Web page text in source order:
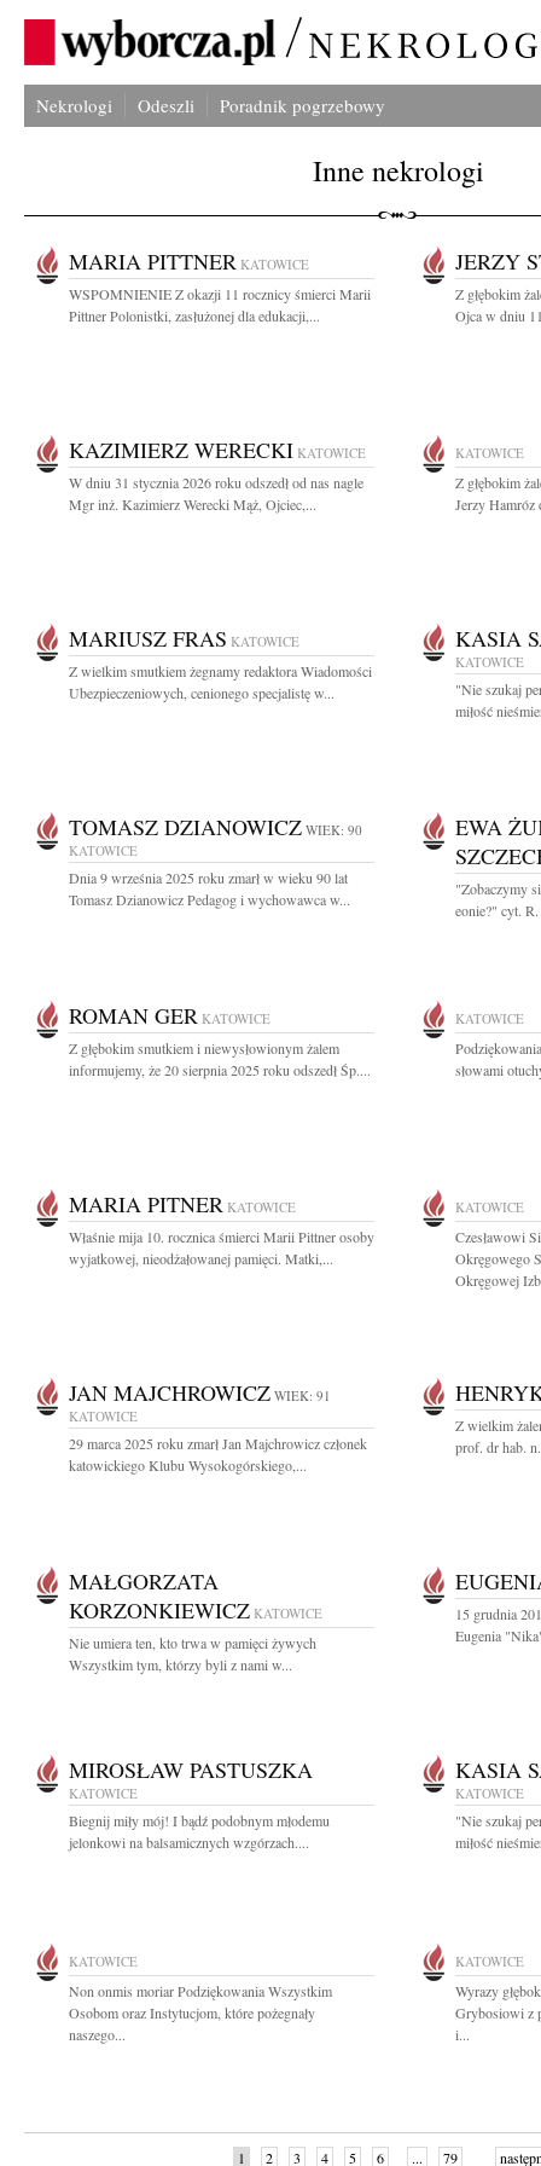
Nekrologi Odeszli Poradnik pogrzebowy
Inne nekrologi
MARIA PITTNER KATOWICE
WSPOMNIENIE Z okazji 11 rocznicy śmierci Marii
Pittner Polonistki, zasłużonej dla edukacji,...
JERZY
Z głębokim
Ojca w dniu
KAZIMIERZ WERECKI KATOWICE
W dniu 31 stycznia 2026 roku odszedł od nas nagle
Mgr inż. Kazimierz Werecki Mąż, Ojciec,...
KATOWICE
Z głębokim
Jerzy Hamróz
MARIUSZ FRAS KATOWICE
Z wielkim smutkiem żegnamy redaktora Wiadomości
Ubezpieczeniowych, cenionego specjalistę w...
KASIA
KATOWICE
"Nie szukaj
miłość
TOMASZ DZIANOWICZ WIEK: 90
KATOWICE
Dnia 9 września 2025 roku zmarł w wieku 90 lat
Tomasz Dzianowicz Pedagog i wychowawca w...
EWA
"Zobaczymy
eonie?" cyt.
ROMAN GER KATOWICE
Z głębokim smutkiem i niewysłowionym żalem
informujemy, że 20 sierpnia 2025 roku odszedł Śp....
KATOWICE
słowami
MARIA PITNER KATOWICE
Właśnie mija 10. rocznica śmierci Marii Pittner osoby
wyjatkowej, nieodżałowanej pamięci. Matki,...
KATOWICE
Czesławowi
Okręgowego
Okręgowej
JAN MAJCHROWICZ WIEK: 91
KATOWICE
29 marca 2025 roku zmarł Jan Majchrowicz członek
katowickiego Klubu Wysokogórskiego,...
Z wielkim
prof. dr hab.
MAŁGORZATA
KORZONKIEWICZ KATOWICE
Nie umiera ten, kto trwa w pamięci żywych
Wszystkim tym, którzy byli z nami w...
15 grudnia
Eugenia
MIROSŁAW PASTUSZKA
KATOWICE
Biegnij miły mój! I bądź podobnym młodemu
jelonkowi na balsamicznych wzgórzach....
KASIA
KATOWICE
"Nie szukaj
miłość
KATOWICE
Non onmis moriar Podziękowania Wszystkim
Osobom oraz Instytucjom, które pożegnały
naszego...
KATOWICE
Wyrazy
Grybosiowi z
i...
1 2 3 4 5 6 ... 79